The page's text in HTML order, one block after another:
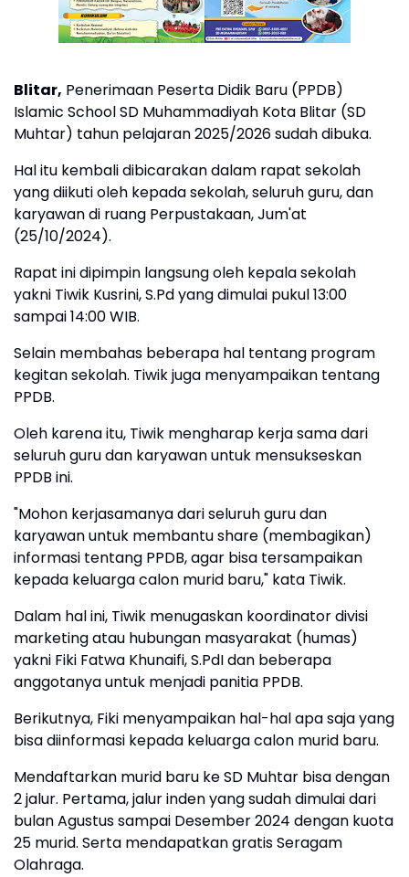
Blitar, Penerimaan Peserta Didik Baru (PPDB)
Islamic School SD Muhammadiyah Kota Blitar (SD
Muhtar) tahun pelajaran 2025/2026 sudah dibuka.
Hal itu kembali dibicarakan dalam rapat sekolah
yang diikuti oleh kepada sekolah, seluruh guru, dan
karyawan di ruang Perpustakaan, Jum'at
(25/10/2024).
Rapat ini dipimpin langsung oleh kepala sekolah
yakni Tiwik Kusrini, S.Pd yang dimulai pukul 13:00
sampai 14:00 WIB.
Selain membahas beberapa hal tentang program
kegitan sekolah. Tiwik juga menyampaikan tentang
PPDB.
Oleh karena itu, Tiwik mengharap kerja sama dari
seluruh guru dan karyawan untuk mensukseskan
PPDB ini.
"Mohon kerjasamanya dari seluruh guru dan
karyawan untuk membantu share (membagikan)
informasi tentang PPDB, agar bisa tersampaikan
kepada keluarga calon murid baru," kata Tiwik.
Dalam hal ini, Tiwik menugaskan koordinator divisi
marketing atau hubungan masyarakat (humas)
yakni Fiki Fatwa Khunaifi, S.PdI dan beberapa
anggotanya untuk menjadi panitia PPDB.
Berikutnya, Fiki menyampaikan hal-hal apa saja yang
bisa diinformasi kepada keluarga calon murid baru.
Mendaftarkan murid baru ke SD Muhtar bisa dengan
2 jalur. Pertama, jalur inden yang sudah dimulai dari
bulan Agustus sampai Desember 2024 dengan kuota
25 murid. Serta mendapatkan gratis Seragam
Olahraga.